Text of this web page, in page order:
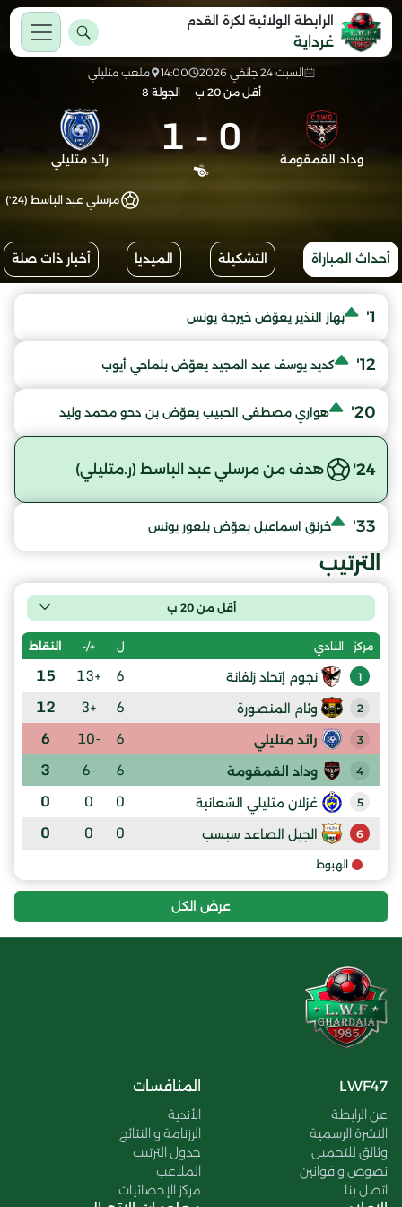
الرابطة الولائية لكرة القدم
غرداية
السبت 24 جانفي 2026 14:00
ملعب متليلي
أقل من 20 ب
الجولة 8
وداد القمقومة 0
-
1 رائد متليلي
مرسلي عبد الباسط (24')
أحداث المباراة التشكيلة الميديا أخبار ذات صلة
1' بهاز النذير يعوّض خيرجة يونس
12' كديد يوسف عبد المجيد يعوّض بلماحي أيوب
20' هواري مصطفى الحبيب يعوّض بن دحو محمد وليد
24' هدف من مرسلي عبد الباسط (ر.متليلي)
33' خرنق اسماعيل يعوّض بلعور يونس
الترتيب
أقل من 20 ب
مركز النادي ل +/- النقاط
1 نجوم إتحاد زلفانة 6
+13
15
2 وئام المنصورة 6
+3
12
3 رائد متليلي 6
-10
6
4 وداد القمقومة 6
-6
3
5 غزلان متليلي الشعانبة 0
0
0
6 الجيل الصاعد سبسب 0
0
0
الهبوط
عرض الكل
LWF47
عن الرابطة
النشرة الرسمية
وثائق للتحميل
نصوص و قوانين
اتصل بنا
المنافسات
الأندية
الرزنامة و النتائج
جدول الترتيب
الملاعب
مركز الإحصائيات